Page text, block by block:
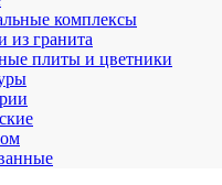
комплексы
из гранита
плиты и цветники